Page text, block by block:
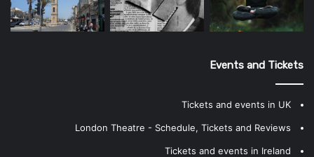
Events and Tickets
Tickets and events in UK
London Theatre - Schedule, Tickets and Reviews
Tickets and events in Ireland